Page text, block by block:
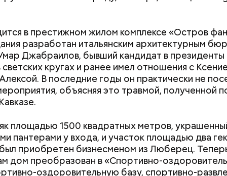
в престижном жилом комплексе «Остров
разработан итальянским архитектурным
Джабраилов, бывший кандидат в президенты
светских кругах и ранее имел отношения с
В последние годы он практически не
объясняя это травмой, полученной
площадью 1500 квадратных метров,
пантерами у входа, и участок площадью два
приобретен бизнесменом из Люберец.
дом преобразован в «Спортивно-
оздоровительную базу, спортивно-